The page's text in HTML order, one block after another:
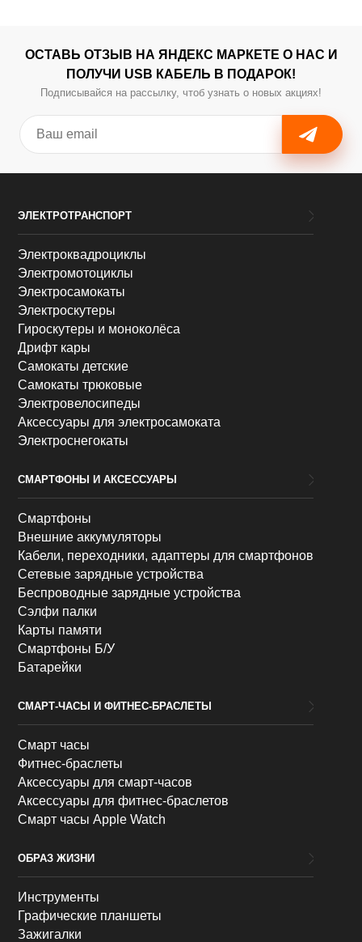
ОСТАВЬ ОТЗЫВ НА ЯНДЕКС МАРКЕТЕ О НАС И
ПОЛУЧИ USB КАБЕЛЬ В ПОДАРОК!
Подписывайся на рассылку, чтоб узнать о новых акциях!
ЭЛЕКТРОТРАНСПОРТ
Электроквадроциклы
Электромотоциклы
Электросамокаты
Электроскутеры
Гироскутеры и моноколёса
Дрифт кары
Самокаты детские
Самокаты трюковые
Электровелосипеды
Аксессуары для электросамоката
Электроснегокаты
СМАРТФОНЫ И АКСЕССУАРЫ
Смартфоны
Внешние аккумуляторы
Кабели, переходники, адаптеры для смартфонов
Сетевые зарядные устройства
Беспроводные зарядные устройства
Сэлфи палки
Карты памяти
Смартфоны Б/У
Батарейки
СМАРТ-ЧАСЫ И ФИТНЕС-БРАСЛЕТЫ
Смарт часы
Фитнес-браслеты
Аксессуары для смарт-часов
Аксессуары для фитнес-браслетов
Смарт часы Apple Watch
ОБРАЗ ЖИЗНИ
Инструменты
Графические планшеты
Зажигалки